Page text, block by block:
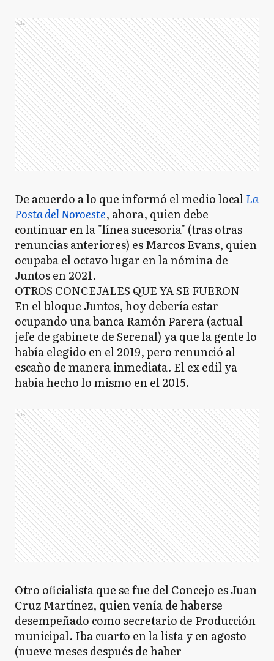
Ads
De acuerdo a lo que informó el medio localLa
Posta del Noroeste, ahora, quien debe
continuar en la "línea sucesoria" (tras otras
renuncias anteriores) es Marcos Evans, quien
ocupaba el octavo lugar en la nómina de
Juntos en 2021.
OTROS CONCEJALES QUE YA SE FUERON
En el bloque Juntos, hoy debería estar
ocupando una banca Ramón Parera (actual
jefe de gabinete de Serenal) ya que la gente lo
había elegido en el 2019, pero renunció al
escaño de manera inmediata. El ex edil ya
había hecho lo mismo en el 2015.
Ads
Otro oficialista que se fue del Concejo es Juan
Cruz Martínez, quien venía de haberse
desempeñado como secretario de Producción
municipal. Iba cuarto en la lista y en agosto
(nueve meses después de haber